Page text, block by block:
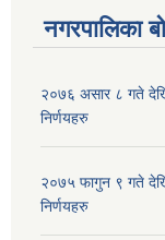
नगरपालिका
२०७६ असार ८ गते
निर्णयहरु
२०७५ फागुन ९ गते
निर्णयहरु